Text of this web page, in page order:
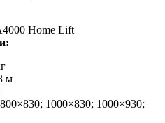
Home Lift
м
1000×830; 1000×930;